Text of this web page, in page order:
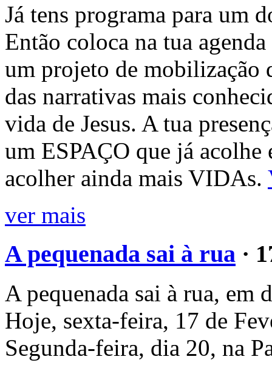
Já tens programa para um
Então coloca na tua
um projeto de mobilização
das narrativas mais
vida de Jesus. A tua
um ESPAÇO que já
acolher ainda mais VIDAs.
ver mais
A pequenada sai à rua ·
A pequenada sai à rua, em
Hoje, sexta-feira, 17 de
Segunda-feira, dia 20, na